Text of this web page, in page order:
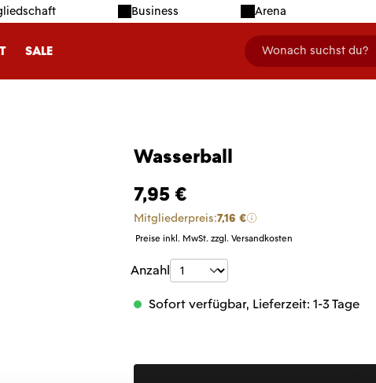
Business Arena
SALE Wonach suchst du?
Wasserball
7,95 €
Mitgliederpreis:7,16 €
Preise inkl. MwSt. zzgl. Versandkosten
Produkt Anzahl: Gib den
Anzahl
Sofort verfügbar, Lieferzeit: 1-3 Tage